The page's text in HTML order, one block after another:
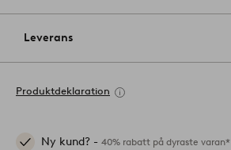
Leverans
Produktdeklaration
Ny kund? - 40% rabatt på dyraste varan*